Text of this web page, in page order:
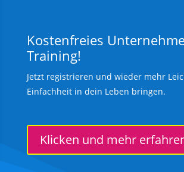
Kostenfreies
Training!
Jetzt registrieren und wieder mehr
Einfachheit in dein Leben bringen.
Klicken und mehr